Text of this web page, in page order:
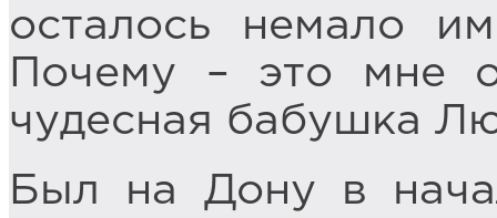
осталось немало
Почему – это мне
чудесная бабушка
Был на Дону в